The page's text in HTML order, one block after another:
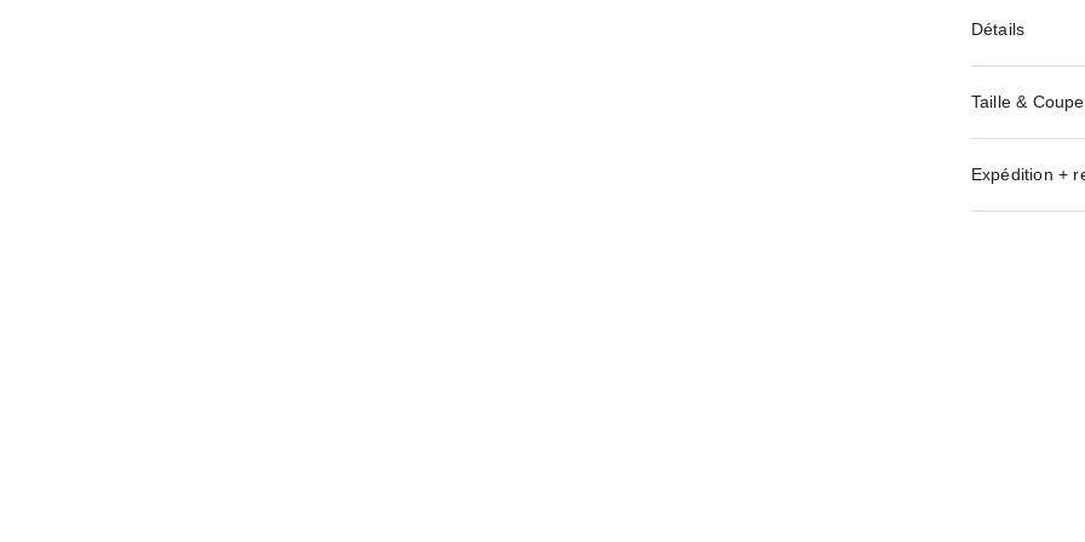
Détails
Taille & Coupe
Expédition +